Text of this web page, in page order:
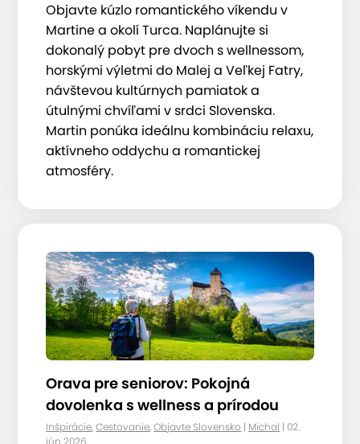
Objavte kúzlo romantického víkendu v
Martine a okolí Turca. Naplánujte si
dokonalý pobyt pre dvoch s wellnessom,
horskými výletmi do Malej a Veľkej Fatry,
návštevou kultúrnych pamiatok a
útulnými chvíľami v srdci Slovenska.
Martin ponúka ideálnu kombináciu relaxu,
aktívneho oddychu a romantickej
atmosféry.
Orava pre seniorov: Pokojná
dovolenka s wellness a prírodou
Inšpirácie,Cestovanie,Objavte Slovensko | Michal | 02.
jún 2026